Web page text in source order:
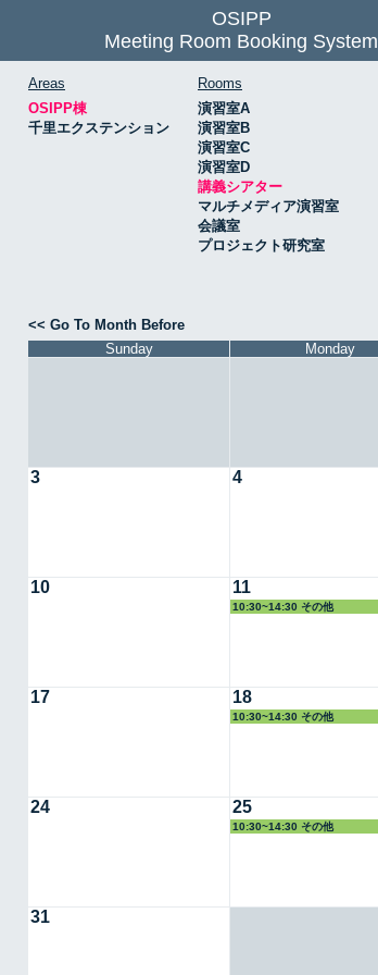
OSIPP
Meeting Room Booking System
Areas
OSIPP棟
千里エクステンション
Rooms
演習室A
演習室B
演習室C
演習室D
講義シアター
マルチメディア演習室
会議室
プロジェクト研究室
<< Go To Month Before
Sunday
Monday
3 4
10 11
10:30~14:30 その他
17 18
10:30~14:30 その他
24 25
10:30~14:30 その他
31